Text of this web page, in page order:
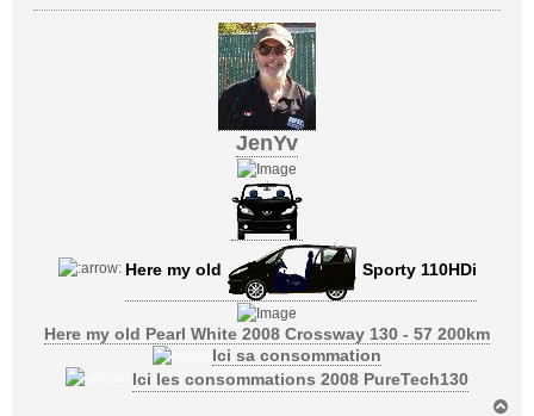
JenYv
Here my old Sporty 110HDi
Here my old Pearl White 2008 Crossway 130 - 57 200km
Ici sa consommation
Ici les consommations 2008 PureTech130